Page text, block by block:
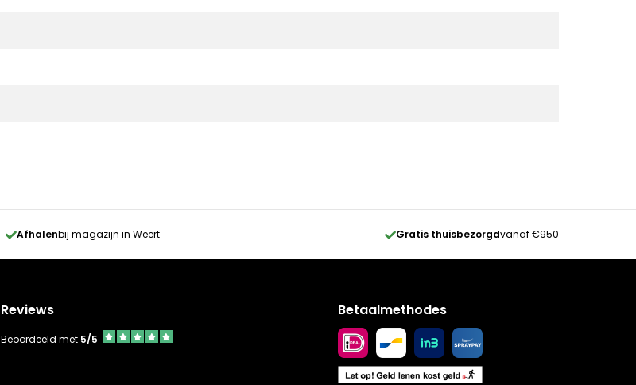
Afhalenbij magazijn in Weert Gratis thuisbezorgdvanaf €950
Reviews
Beoordeeld met 5/5
Betaalmethodes